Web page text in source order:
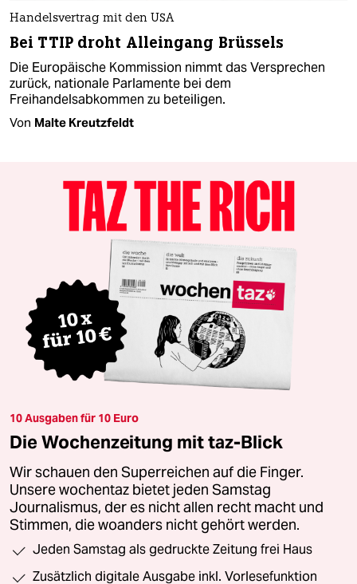
Handelsvertrag mit den USA
Bei TTIP droht Alleingang Brüssels
Die Europäische Kommission nimmt das Versprechen
zurück, nationale Parlamente bei dem
Freihandelsabkommen zu beteiligen.
Von Malte Kreutzfeldt
10 Ausgaben für 10 Euro
Die Wochenzeitung mit taz-Blick
Wir schauen den Superreichen auf die Finger.
Unsere wochentaz bietet jeden Samstag
Journalismus, der es nicht allen recht macht und
Stimmen, die woanders nicht gehört werden.
Jeden Samstag als gedruckte Zeitung frei Haus
Zusätzlich digitale Ausgabe inkl. Vorlesefunktion